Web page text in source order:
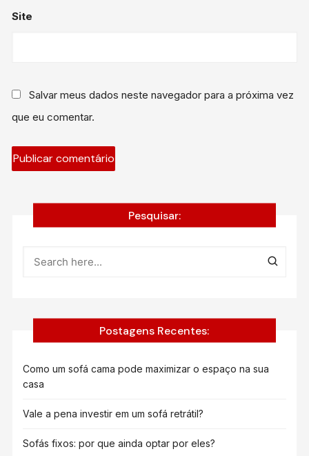
Site
Salvar meus dados neste navegador para a próxima vez
que eu comentar.
Pesquisar:
Postagens Recentes:
Como um sofá cama pode maximizar o espaço na sua
casa
Vale a pena investir em um sofá retrátil?
Sofás fixos: por que ainda optar por eles?